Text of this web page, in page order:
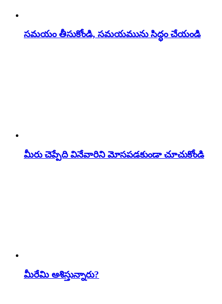
సమయం తీసుకోండి, సమయమును సిద్ధం చేయండి
మీరు చెప్పేది వినేవారిని మోసపడకుండా చూచుకోండి
మీరేమి ఆశిస్తున్నారు?